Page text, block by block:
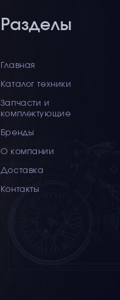
Разделы
Главная
Каталог техники
Запчасти и
комплектующие
Бренды
О компании
Доставка
Контакты